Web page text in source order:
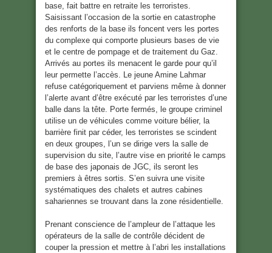
base, fait battre en retraite les terroristes.
Saisissant l’occasion de la sortie en catastrophe
des renforts de la base ils foncent vers les portes
du complexe qui comporte plusieurs bases de vie
et le centre de pompage et de traitement du Gaz.
Arrivés au portes ils menacent le garde pour qu’il
leur permette l’accès. Le jeune Amine Lahmar
refuse catégoriquement et parviens même à donner
l’alerte avant d’être exécuté par les terroristes d’une
balle dans la tête. Porte fermés, le groupe criminel
utilise un de véhicules comme voiture bélier, la
barrière finit par céder, les terroristes se scindent
en deux groupes, l’un se dirige vers la salle de
supervision du site, l’autre vise en priorité le camps
de base des japonais de JGC, ils seront les
premiers à êtres sortis. S’en suivra une visite
systématiques des chalets et autres cabines
sahariennes se trouvant dans la zone résidentielle.
Prenant conscience de l’ampleur de l’attaque les
opérateurs de la salle de contrôle décident de
couper la pression et mettre à l’abri les installations